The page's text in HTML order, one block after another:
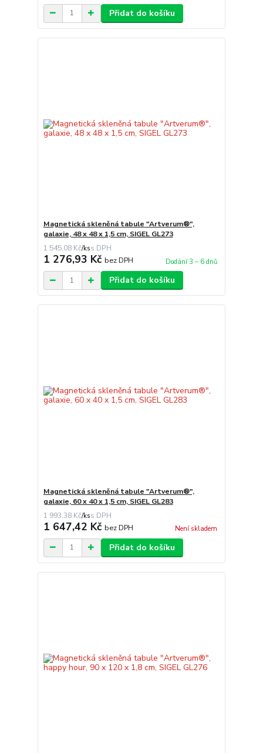
Přidat do košíku
Magnetická skleněná tabule "Artverum®",
galaxie, 48 x 48 x 1,5 cm, SIGEL GL273
1 545,08 Kč/ks
1 276,93 Kč bez DPH Dodání 3 – 6 dnů
Přidat do košíku
Magnetická skleněná tabule "Artverum®",
galaxie, 60 x 40 x 1,5 cm, SIGEL GL283
1 993,38 Kč/ks
1 647,42 Kč bez DPH Není skladem
Přidat do košíku